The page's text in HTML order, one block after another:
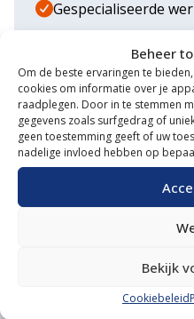
Beheer
Om de beste ervaringen te
cookies om informatie over je
raadplegen. Door in te stemmen
gegevens zoals surfgedrag of
geen toestemming geeft of uw
nadelige invloed hebben op
Bekijk
Cookiebeleid
Gespecialiseerde
Diverse
Grote voorraad
Grootste in kleine